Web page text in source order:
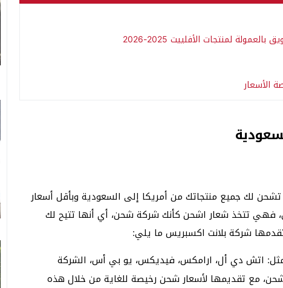
الأسعار
لك جميع منتجاتك من أمريكا إلى السعودية وبأقل أسعار
فهي تتخذ شعار اشحن كأنك شركة شحن، أي أنها تتيح لك
شركة بلانت اكسبريس ما يلي:
اتش دي أل، ارامكس، فيديكس، يو بي أس، الشركة
مع تقديمها لأسعار شحن رخيصة للغاية من خلال هذه